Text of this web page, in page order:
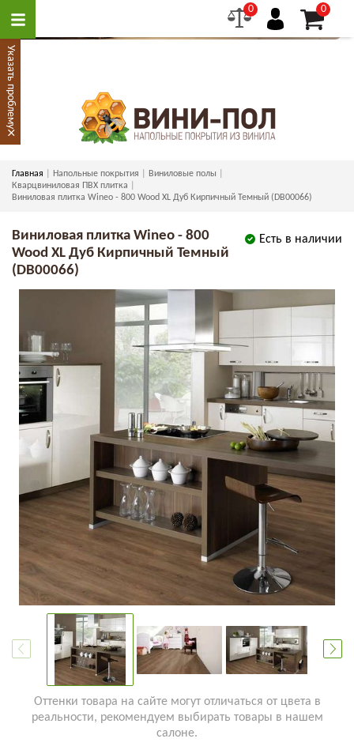
0 0
Главная Напольные покрытия
Виниловые полы
Кварцвиниловая ПВХ плитка
Виниловая плитка Wineo - 800 Wood XL Дуб Кирпичный Темный (DB00066)
Есть в наличии
Виниловая плитка Wineo - 800
Wood XL Дуб Кирпичный Темный
(DB00066)
Оттенки товара на сайте могут отличаться от цвета в
реальности, рекомендуем выбирать товары в нашем
салоне.
Указать проблему
×